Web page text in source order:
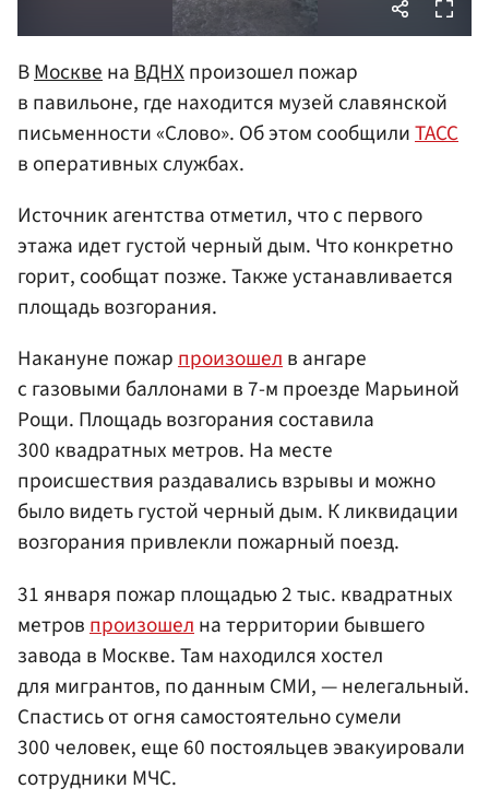
ВМосквенаВДНХпроизошел пожар
в павильоне, где находится музей славянской
письменности «Слово». Об этом сообщилиТАСС
в оперативных службах.
Источник агентства отметил, что с первого
этажа идет густой черный дым. Что конкретно
горит, сообщат позже. Также устанавливается
площадь возгорания.
Накануне пожарпроизошелв ангаре
с газовыми баллонами в 7-м проезде Марьиной
Рощи. Площадь возгорания составила
300 квадратных метров. На месте
происшествия раздавались взрывы и можно
было видеть густой черный дым. К ликвидации
возгорания привлекли пожарный поезд.
31 января пожар площадью 2 тыс. квадратных
метров произошел на территории бывшего
завода в Москве. Там находился хостел
для мигрантов, по данным СМИ, — нелегальный.
Спастись от огня самостоятельно сумели
300 человек, еще 60 постояльцев эвакуировали
сотрудники МЧС.